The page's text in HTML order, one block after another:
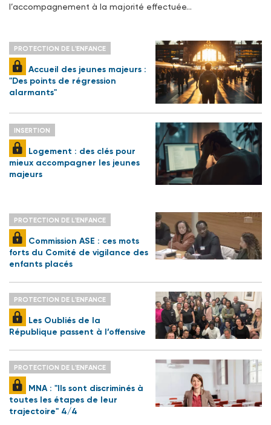
l’accompagnement à la majorité effectuée…
PROTECTION DE L'ENFANCE
Accueil des jeunes majeurs :
"Des points de régression
alarmants"
INSERTION
Logement : des clés pour
mieux accompagner les jeunes
majeurs
PROTECTION DE L'ENFANCE
Commission ASE : ces mots
forts du Comité de vigilance des
enfants placés
PROTECTION DE L'ENFANCE
Les Oubliés de la
République passent à l’offensive
PROTECTION DE L'ENFANCE
MNA : "Ils sont discriminés à
toutes les étapes de leur
trajectoire" 4/4